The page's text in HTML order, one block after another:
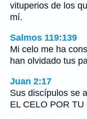
vituperios de los
mí.
Salmos 119:139
Mi celo me ha
han olvidado tus
Juan 2:17
Sus discípulos se
EL CELO POR